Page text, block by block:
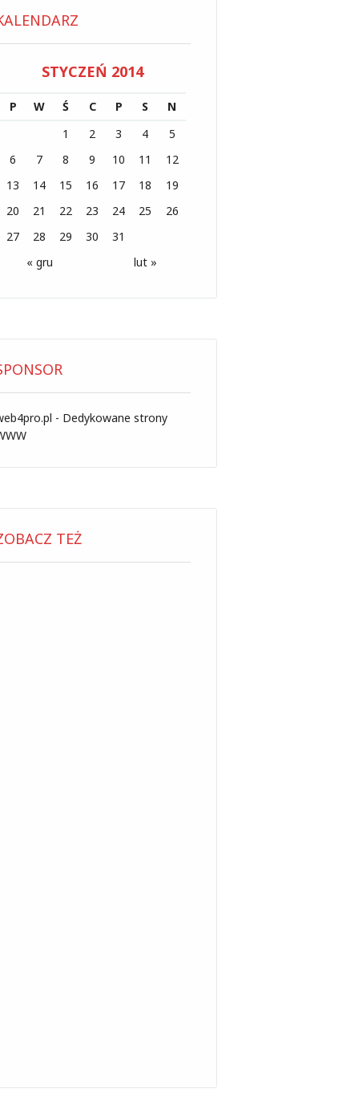
STYCZEŃ 2014
P W Ś C P S N
« gru lut »
1 2 3 4
5
6
7 8 9 10 11
12
13
14 15 16 17 18
19
20
21 22 23 24 25
26
27
28 29 30 31
- Dedykowane strony
TEŻ